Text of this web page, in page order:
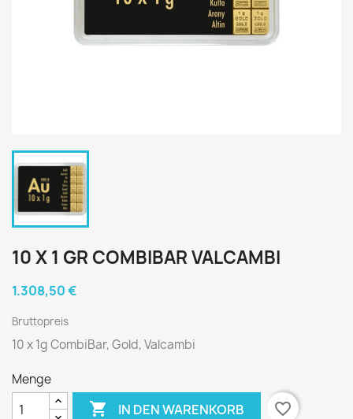
10 X 1 GR COMBIBAR VALCAMBI
1.308,50 €
Bruttopreis
10 x 1g CombiBar, Gold, Valcambi
Menge
 IN DEN WARENKORB favorite_border